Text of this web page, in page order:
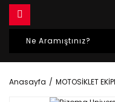
Anasayfa MOTOSİKLET